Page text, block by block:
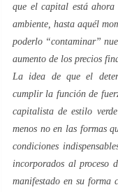
que el capital está
ambiente, hasta aquél
poderlo “contaminar”
aumento de los precios
La idea de que el
cumplir la función de
capitalista de estilo verde
menos no en las formas
condiciones
incorporados al proceso
manifestado en su forma